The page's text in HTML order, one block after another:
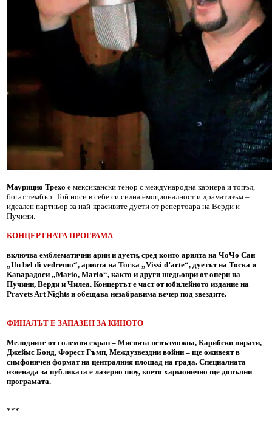
Маурицио Трехо е мексикански тенор с международна кариера и топъл,
богат тембър. Той носи в себе си силна емоционалност и драматизъм –
идеален партньор за най-красивите дуети от репертоара на Верди и
Пучини.
КОНЦЕРТНАТА ПРОГРАМА
включва емблематични арии и дуети, сред които арията на ЧоЧо Сан
„Un bel dì vedremo“, арията на Тоска „Vissi d’arte“, дуетът на Тоска и
Каварадоси „Mario, Mario“, както и други шедьоври от опери на
Пучини, Верди и Чилеа. Концертът е част от юбилейното издание на
Pravets Art Nights и обещава незабравима вечер под звездите.
ФИНАЛЪТ Е ЗАПАЗЕН ЗА КИНОТО
Мелодиите от големия екран – Мисията невъзможна, Карибски пирати,
Джеймс Бонд, Форест Гъмп, Междузвездни войни – ще оживеят в
симфоничен формат на централния площад на града. Специалната
изненада за публиката е лазерно шоу, което хармонично ще допълни
програмата.
***